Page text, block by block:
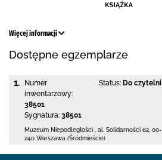
Więcej informacji
Dostępne egzemplarze
1.
Numer
inwentarzowy:
38501
Sygnatura: 38501
Status: Do czytelni
Muzeum Niepodległości al. Solidarności 62 00-
240 Warszawa (Śródmieście)